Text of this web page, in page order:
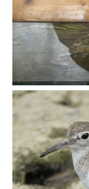
比謝川でよく見られる生き物 「イソシギ」の足に釣り針が(>_<) 比謝川は釣りが可